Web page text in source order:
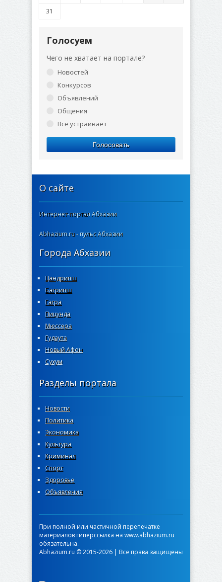
31
Голосуем
Чего не хватает на портале?
Новостей
Конкурсов
Объявлений
Общения
Все устраивает
Голосовать
О сайте
Интернет-портал Абхазии
Abhazium.ru - пульс Абхазии
Города Абхазии
Цандрипш
Багрипш
Гагра
Пицунда
Мюссера
Гудаута
Новый Афон
Сухум
Разделы портала
Новости
Политика
Экономика
Культура
Криминал
Спорт
Здоровье
Объявления
При полной или частичной перепечатке
материалов гиперссылка на www.abhazium.ru
обязательна.
Abhazium.ru © 2015-2026 | Все права защищены